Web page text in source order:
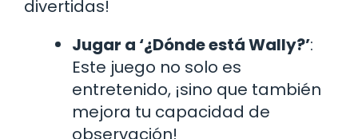
divertidas!
Jugar a ‘¿Dónde está Wally?’:
Este juego no solo es
entretenido, ¡sino que también
mejora tu capacidad de
observación!